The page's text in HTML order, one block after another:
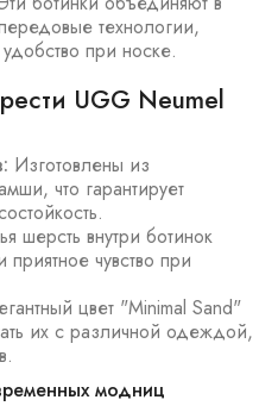
технологии,
при носке.
UGG Neumel
Изготовлены из
что гарантирует
шерсть внутри ботинок
чувство при
цвет "Minimal Sand"
их с различной одеждой,
модниц